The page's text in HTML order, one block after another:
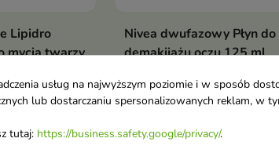
Lipidro
mycia twarzy
ml
zalety żelu i
zapewniając
Nivea dwufazowy Płyn do
demakijażu oczu 125 ml
oczu
usług na najwyższym poziomie i w sposób
lub dostarczaniu spersonalizowanych reklam, w
tutaj: https://business.safety.google/privacy/.